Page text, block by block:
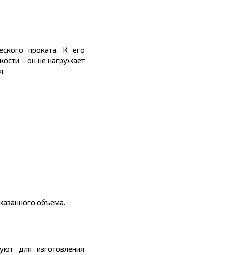
проката. К его
– он не нагружает
объема.
для изготовления